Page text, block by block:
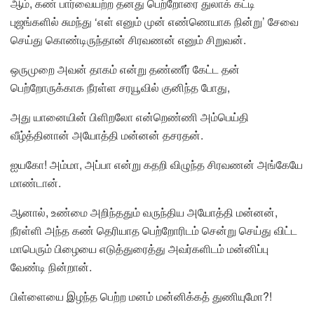
ஆம், கண் பார்வையற்ற தனது பெற்றோரை துலாக் கட்டி
புஜங்களில் சுமந்து ‘எள் எனும் முன் எண்ணெயாக நின்று’ சேவை
செய்து கொண்டிருந்தான் சிரவணன் எனும் சிறுவன்.
ஒருமுறை அவன் தாகம் என்று தண்ணீர் கேட்ட தன்
பெற்றோருக்காக நீரள்ள சரயூவில் குனிந்த போது,
அது யானையின் பிளிறலோ என்றெண்ணி அம்பெய்தி
வீழ்த்தினான் அயோத்தி மன்னன் தசரதன்.
ஐயகோ! அம்மா, அப்பா என்று கதறி விழுந்த சிரவணன் அங்கேயே
மாண்டான்.
ஆனால், உண்மை அறிந்ததும் வருந்திய அயோத்தி மன்னன்,
நீரள்ளி அந்த கண் தெரியாத பெற்றோரிடம் சென்று செய்து விட்ட
மாபெரும் பிழையை எடுத்துரைத்து அவர்களிடம் மன்னிப்பு
வேண்டி நின்றான்.
பிள்ளையை இழந்த பெற்ற மனம் மன்னிக்கத் துணியுமோ?!